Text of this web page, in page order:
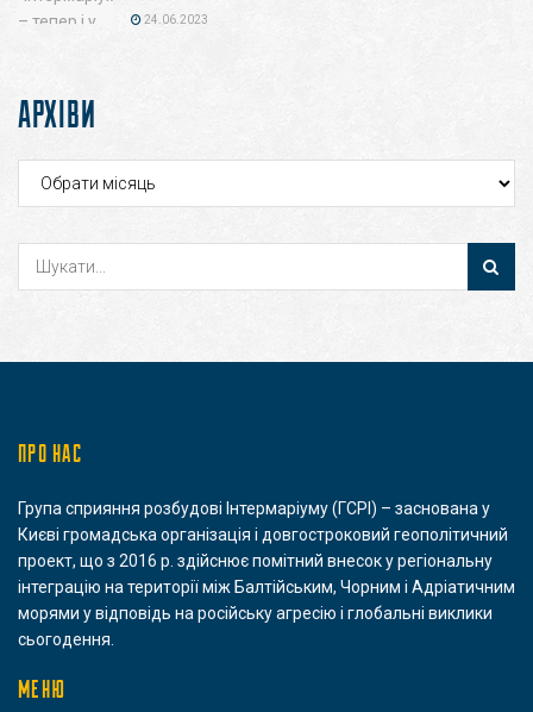
24.06.2023
АРХІВИ
Архіви
ПРО НАС
Група сприяння розбудові Інтермаріуму (ГСРІ) – заснована у
Києві громадська організація і довгостроковий геополітичний
проект, що з 2016 р. здійснює помітний внесок у регіональну
інтеграцію на території між Балтійським, Чорним і Адріатичним
морями у відповідь на російську агресію і глобальні виклики
сьогодення.
МЕНЮ